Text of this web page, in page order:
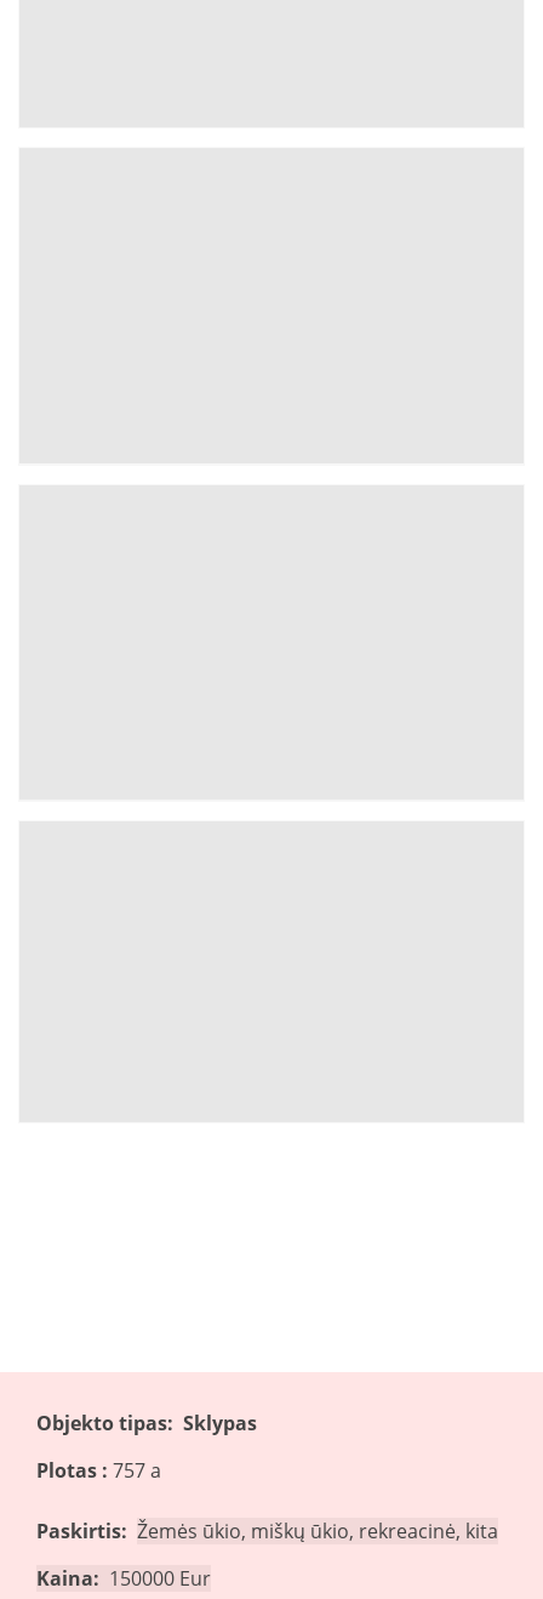
Objekto tipas: Sklypas
Plotas : 757 a
Paskirtis: Žemės ūkio, miškų ūkio, rekreacinė, kita
Kaina: 150000 Eur